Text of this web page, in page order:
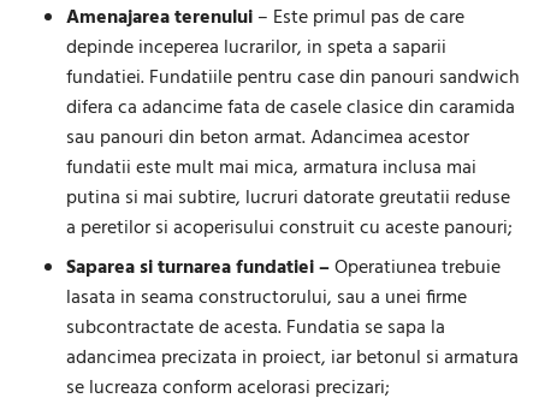
Amenajarea terenului– Este primul pas de care
depinde inceperea lucrarilor, in speta a saparii
fundatiei. Fundatiile pentru case din panouri sandwich
difera ca adancime fata de casele clasice din caramida
sau panouri din beton armat. Adancimea acestor
fundatii este mult mai mica, armatura inclusa mai
putina si mai subtire, lucruri datorate greutatii reduse
a peretilor si acoperisului construit cu aceste panouri;
Saparea si turnarea fundatiei –Operatiunea trebuie
lasata in seama constructorului, sau a unei firme
subcontractate de acesta. Fundatia se sapa la
adancimea precizata in proiect, iar betonul si armatura
se lucreaza conform acelorasi precizari;